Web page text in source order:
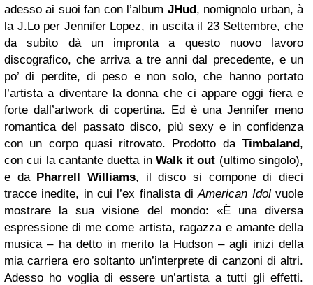
adesso ai suoi fan con l’album JHud, nomignolo urban, à
la J.Lo per Jennifer Lopez, in uscita il 23 Settembre, che
da subito dà un impronta a questo nuovo lavoro
discografico, che arriva a tre anni dal precedente, e un
po’ di perdite, di peso e non solo, che hanno portato
l’artista a diventare la donna che ci appare oggi fiera e
forte dall’artwork di copertina. Ed è una Jennifer meno
romantica del passato disco, più sexy e in confidenza
con un corpo quasi ritrovato. Prodotto daTimbaland,
con cui la cantante duetta in Walk it out (ultimo singolo),
e da Pharrell Williams, il disco si compone di dieci
tracce inedite, in cui l’ex finalista diAmerican Idolvuole
mostrare la sua visione del mondo: «È una diversa
espressione di me come artista, ragazza e amante della
musica – ha detto in merito la Hudson – agli inizi della
mia carriera ero soltanto un’interprete di canzoni di altri.
Adesso ho voglia di essere un’artista a tutti gli effetti.